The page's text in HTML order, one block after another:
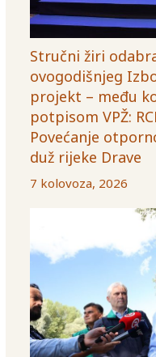
Stručni žiri
ovogodišnjeg
projekt – među
potpisom VPŽ:
Povećanje
duž rijeke Drave
7 kolovoza, 2026